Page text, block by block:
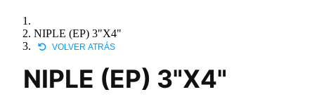
NIPLE (EP) 3"X4"
VOLVER ATRÁS
NIPLE (EP) 3"X4"